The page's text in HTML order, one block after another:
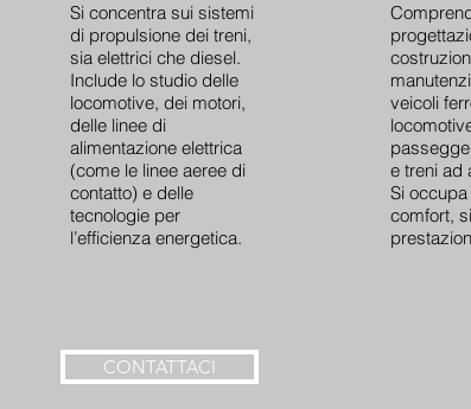
Si concentra sui sistemi
di propulsione dei treni,
sia elettrici che diesel.
Include lo studio delle
locomotive, dei motori,
delle linee di
alimentazione elettrica
(come le linee aeree di
contatto) e delle
tecnologie per
l’efficienza energetica.
veicoli
e treni ad
Si
comfort,
CONTATTACI